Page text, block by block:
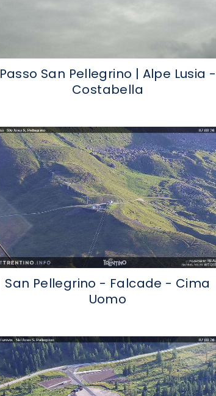
Passo San Pellegrino | Alpe Lusia -
Costabella
San Pellegrino - Falcade - Cima
Uomo